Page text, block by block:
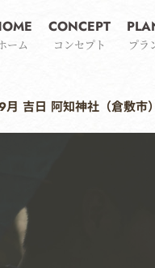
ーム
CONCEPT
コンセプト プラ
吉日 阿知神社（倉敷市